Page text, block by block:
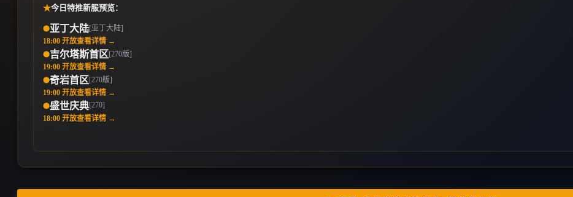
★今日特推新服预览：
⬤亚丁大陆[亚丁大陆]
18:00 开放查看详情 →
⬤吉尔塔斯首区 [270版]
19:00 开放查看详情 →
⬤奇岩首区 [270版]
19:00 开放查看详情 →
⬤盛世庆典[270]
18:00 开放查看详情 →